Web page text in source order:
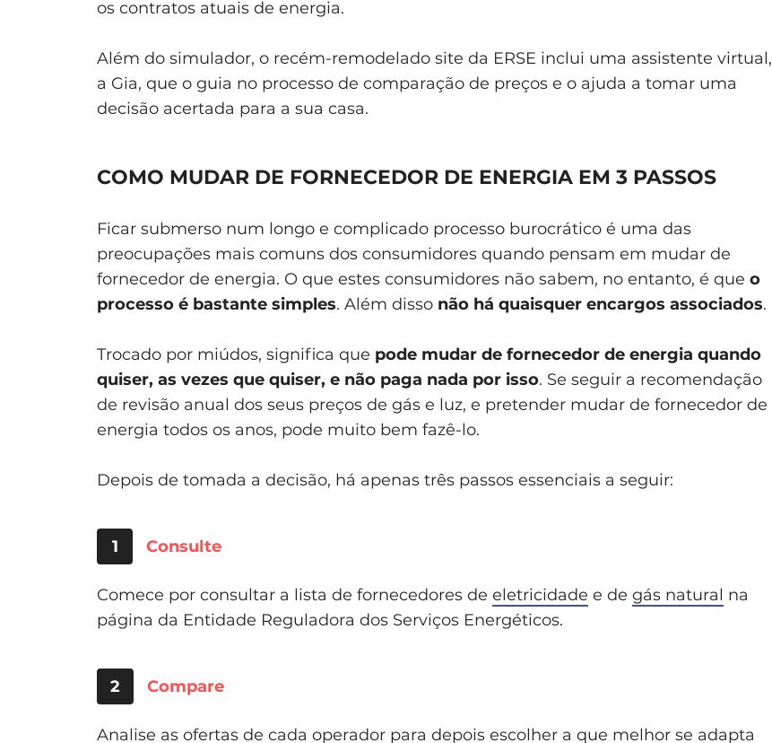
os contratos atuais de energia.
Além do simulador, o recém-remodelado site da ERSE inclui uma assistente virtual,
a Gia, que o guia no processo de comparação de preços e o ajuda a tomar uma
decisão acertada para a sua casa.
COMO MUDAR DE FORNECEDOR DE ENERGIA EM 3 PASSOS
Ficar submerso num longo e complicado processo burocrático é uma das
preocupações mais comuns dos consumidores quando pensam em mudar de
fornecedor de energia. O que estes consumidores não sabem, no entanto, é que o
processo é bastante simples. Além disso não há quaisquer encargos associados.
Trocado por miúdos, significa que pode mudar de fornecedor de energia quando
quiser, as vezes que quiser, e não paga nada por isso. Se seguir a recomendação
de revisão anual dos seus preços de gás e luz, e pretender mudar de fornecedor de
energia todos os anos, pode muito bem fazê-lo.
Depois de tomada a decisão, há apenas três passos essenciais a seguir:
1 Consulte
Comece por consultar a lista de fornecedores de eletricidade e de gás natural na
página da Entidade Reguladora dos Serviços Energéticos.
2 Compare
Analise as ofertas de cada operador para depois escolher a que melhor se adapta